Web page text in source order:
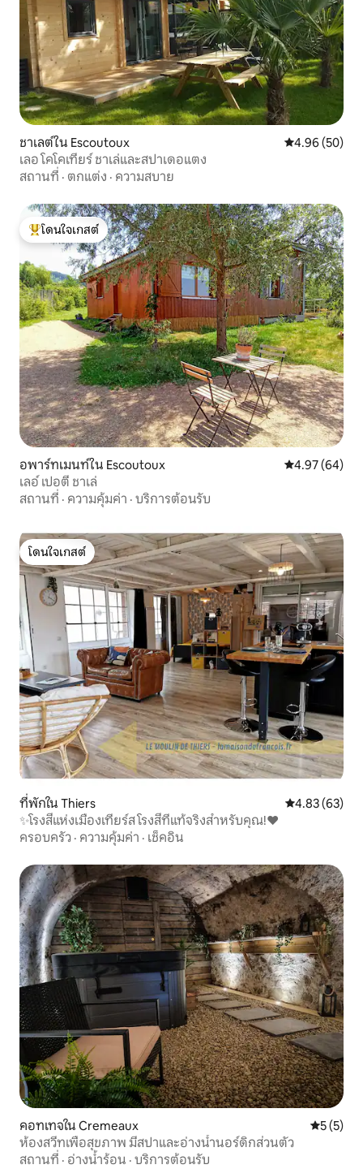
ชาเลต์ใน Escoutoux คะแนนเฉลี่ย
4.96 (50)
เลอ โคโคเทียร์ ชาเล่และสปาเดอแตง
สถานที่ · ตกแต่ง · ความสบาย
โดนใจเกสต์ที่สุด
โดนใจเกสต์
อพาร์ทเมนท์ใน Escoutoux คะแนนเฉลี่ย
4.97 (64)
เลอ์ เปอตี ชาเล่
สถานที่ · ความคุ้มค่า · บริการต้อนรับ
โดนใจเกสต์
โดนใจเกสต์
ที่พักใน Thiers คะแนนเฉลี่ย
4.83 (63)
✨โรงสีแห่งเมืองเทียร์ส โรงสีที่แท้จริงสำหรับคุณ!❤️
ครอบครัว · ความคุ้มค่า · เช็คอิน
คอทเทจใน Cremeaux คะแนนเฉ
5 (5)
ห้องสวีทเพื่อสุขภาพ มีสปาและอ่างน้ำนอร์ดิกส่วนตัว
สถานที่ · อ่างน้ำร้อน · บริการต้อนรับ